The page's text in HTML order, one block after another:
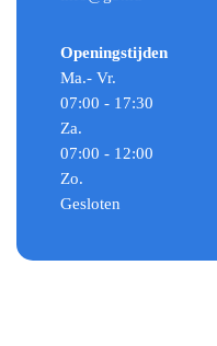
Openingstijden
Ma.- Vr.
07:00 - 17:30
Za.
07:00 - 12:00
Zo.
Gesloten